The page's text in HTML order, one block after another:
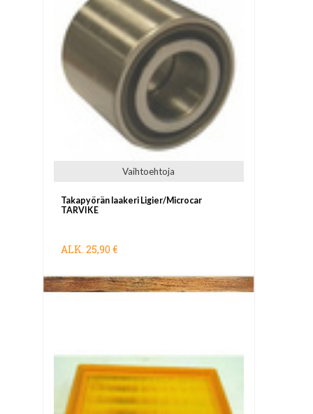
Vaihtoehtoja
Takapyörän laakeri Ligier/Microcar
TARVIKE
ALK. 25,90 €